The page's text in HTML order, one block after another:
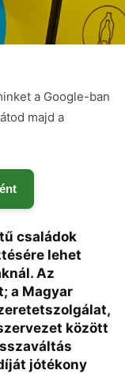
a Google-ban
majd a
családok
lehet
Az
a Magyar
között
jótékony